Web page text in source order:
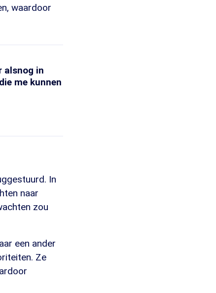
waardoor
alsnog in
me kunnen
In
naar
zou
een ander
Ze